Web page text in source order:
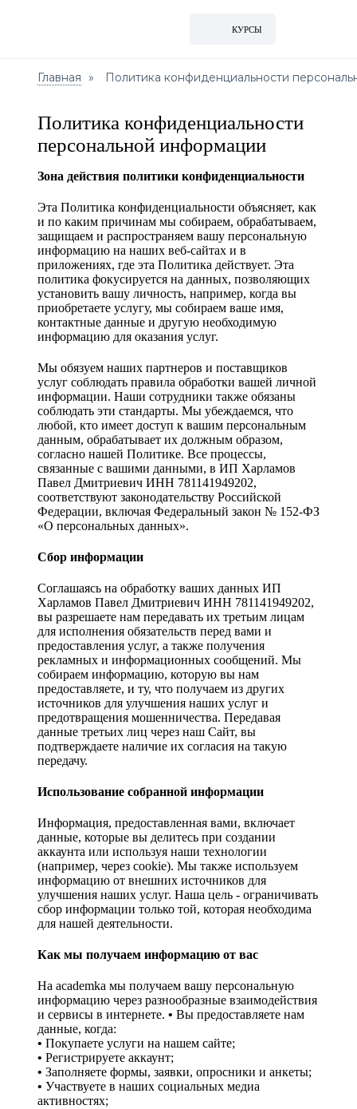
КУРСЫ
Главная Политика конфиденциальности
Политика конфиденциальности
персональной информации
Зона действия политики конфиденциальности
Эта Политика конфиденциальности объясняет, как
и по каким причинам мы собираем, обрабатываем,
защищаем и распространяем вашу персональную
информацию на наших веб-сайтах и в
приложениях, где эта Политика действует. Эта
политика фокусируется на данных, позволяющих
установить вашу личность, например, когда вы
приобретаете услугу, мы собираем ваше имя,
контактные данные и другую необходимую
информацию для оказания услуг.
Мы обязуем наших партнеров и поставщиков
услуг соблюдать правила обработки вашей личной
информации. Наши сотрудники также обязаны
соблюдать эти стандарты. Мы убеждаемся, что
любой, кто имеет доступ к вашим персональным
данным, обрабатывает их должным образом,
согласно нашей Политике. Все процессы,
связанные с вашими данными, в ИП Харламов
Павел Дмитриевич ИНН 781141949202,
соответствуют законодательству Российской
Федерации, включая Федеральный закон № 152-ФЗ
«О персональных данных».
Сбор информации
Соглашаясь на обработку ваших данных ИП
Харламов Павел Дмитриевич ИНН 781141949202,
вы разрешаете нам передавать их третьим лицам
для исполнения обязательств перед вами и
предоставления услуг, а также получения
рекламных и информационных сообщений. Мы
собираем информацию, которую вы нам
предоставляете, и ту, что получаем из других
источников для улучшения наших услуг и
предотвращения мошенничества. Передавая
данные третьих лиц через наш Сайт, вы
подтверждаете наличие их согласия на такую
передачу.
Использование собранной информации
Информация, предоставленная вами, включает
данные, которые вы делитесь при создании
аккаунта или используя наши технологии
(например, через cookie). Мы также используем
информацию от внешних источников для
улучшения наших услуг. Наша цель - ограничивать
сбор информации только той, которая необходима
для нашей деятельности.
Как мы получаем информацию от вас
На academka мы получаем вашу персональную
информацию через разнообразные взаимодействия
и сервисы в интернете. • Вы предоставляете нам
данные, когда:
• Покупаете услуги на нашем сайте;
• Регистрируете аккаунт;
• Заполняете формы, заявки, опросники и анкеты;
• Участвуете в наших социальных медиа
активностях;